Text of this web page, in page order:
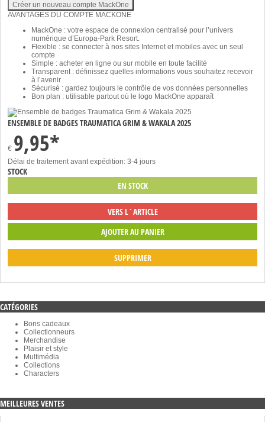
AVANTAGES DU COMPTE MACKONE
MackOne : votre espace de connexion centralisé pour l’univers
numérique d’Europa-Park Resort.
Flexible : se connecter à nos sites Internet et mobiles avec un seul
compte
Simple : acheter en ligne ou sur mobile en toute facilité
Transparent : définissez quelles informations vous souhaitez recevoir
à l’avenir
Sécurisé : gardez toujours le contrôle de vos données personnelles
Bon plan : utilisable partout où le logo MackOne apparaît
ENSEMBLE DE BADGES TRAUMATICA GRIM & WAKALA 2025
€ 9,95*
Délai de traitement avant expédition: 3-4 jours
STOCK
EN STOCK
VERS L´ARTICLE
SUPPRIMER
CATÉGORIES
Bons cadeaux
Collectionneurs
Merchandise
Plaisir et style
Multimédia
Collections
Characters
MEILLEURES VENTES